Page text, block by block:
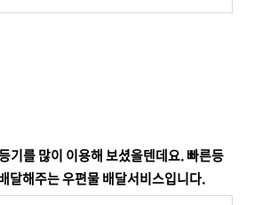
기를 많이 이용해 보셨을텐데요. 빠른등
달해주는 우편물 배달서비스입니다.